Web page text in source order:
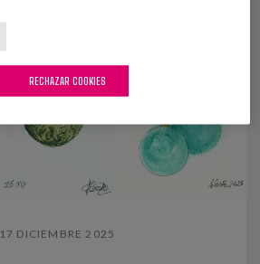
17 DICIEMBRE 2025
RECHAZAR COOKIES